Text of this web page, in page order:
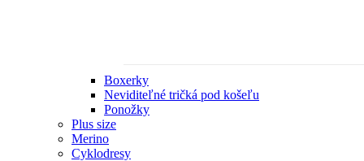
Boxerky
Neviditeľné tričká pod košeľu
Ponožky
Plus size
Merino
Cyklodresy